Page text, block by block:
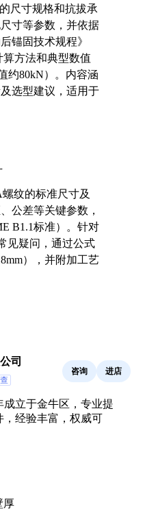
尺寸规格和抗拔承
寸等参数，并依据
锚固技术规程》
算方法和典型数值
约80kN）。内容涵
选型建议，适用于
纹的标准尺寸及
公差等关键参数，
B1.1标准）。针对
见疑问，通过公式
），并附加工艺
司
咨询 进店
成立于金牛区，专业提
，经验丰富，权威可
厚